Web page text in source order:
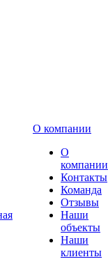
О компании
О
компании
Контакты
Команда
Отзывы
Наши
объекты
Наши
клиенты